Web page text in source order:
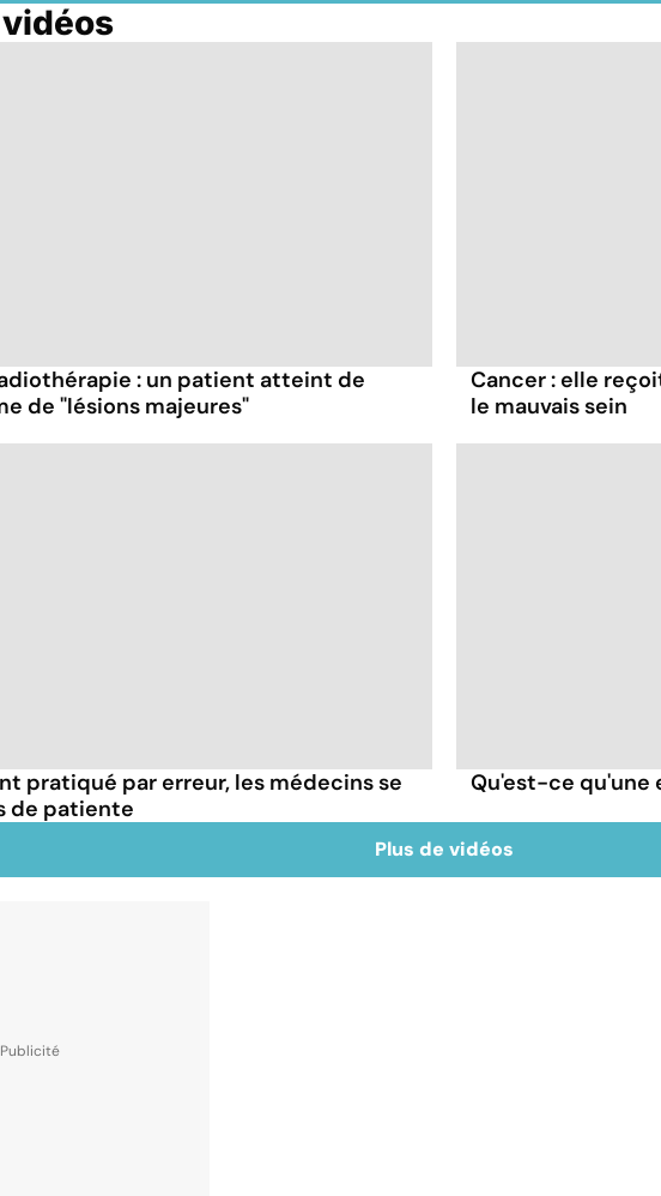
: un patient atteint de
de "lésions majeures"
Cancer : elle
le mauvais sein
pratiqué par erreur, les médecins se
de patiente
Qu'est-ce qu'une
Plus de vidéos